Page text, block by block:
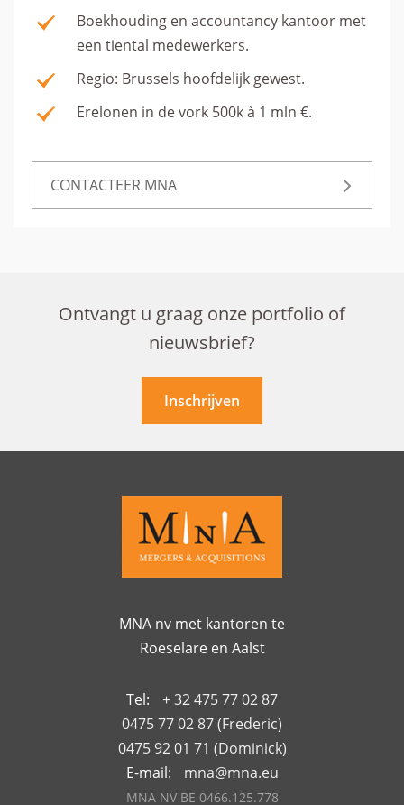
Boekhouding en accountancy kantoor met
een tiental medewerkers.
Regio: Brussels hoofdelijk gewest.
Erelonen in de vork 500k à 1 mln €.
CONTACTEER MNA
Ontvangt u graag onze portfolio of
nieuwsbrief?
Inschrijven
MNA nv met kantoren te
Roeselare en Aalst
Tel:
+ 32 475 77 02 87
0475 77 02 87 (Frederic)
0475 92 01 71 (Dominick)
E-mail:
mna@mna.eu
MNA NV BE 0466.125.778